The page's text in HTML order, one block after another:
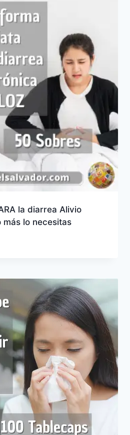
la diarrea Alivio
lo necesitas